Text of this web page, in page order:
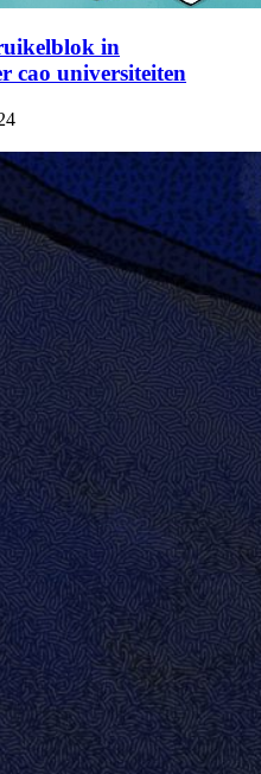
in
cao universiteiten